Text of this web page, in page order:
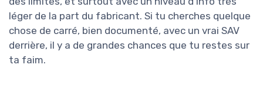
léger de la part du fabricant. Si tu cherches quelque
chose de carré, bien documenté, avec un vrai SAV
derrière, il y a de grandes chances que tu restes sur
ta faim.